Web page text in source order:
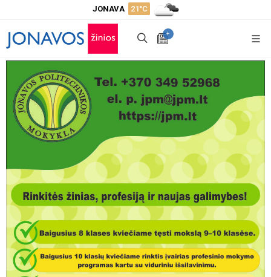
JONAVA 21°C
+